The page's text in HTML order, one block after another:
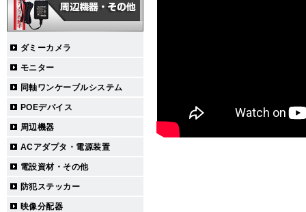
ダミーカメラ
モニター
同軸ワンケーブルシステム
POEデバイス
周辺機器
ACアダプタ・電源装置
電設資材・その他
防犯ステッカー
映像分配器